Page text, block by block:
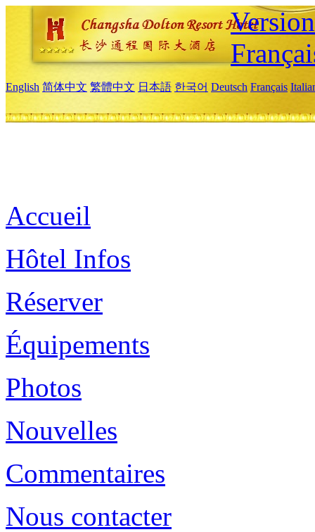
English 简体中文 繁體中文 日本語 한국어 Deutsch Français
Accueil
Hôtel Infos
Réserver
Équipements
Photos
Nouvelles
Commentaires
Nous contacter